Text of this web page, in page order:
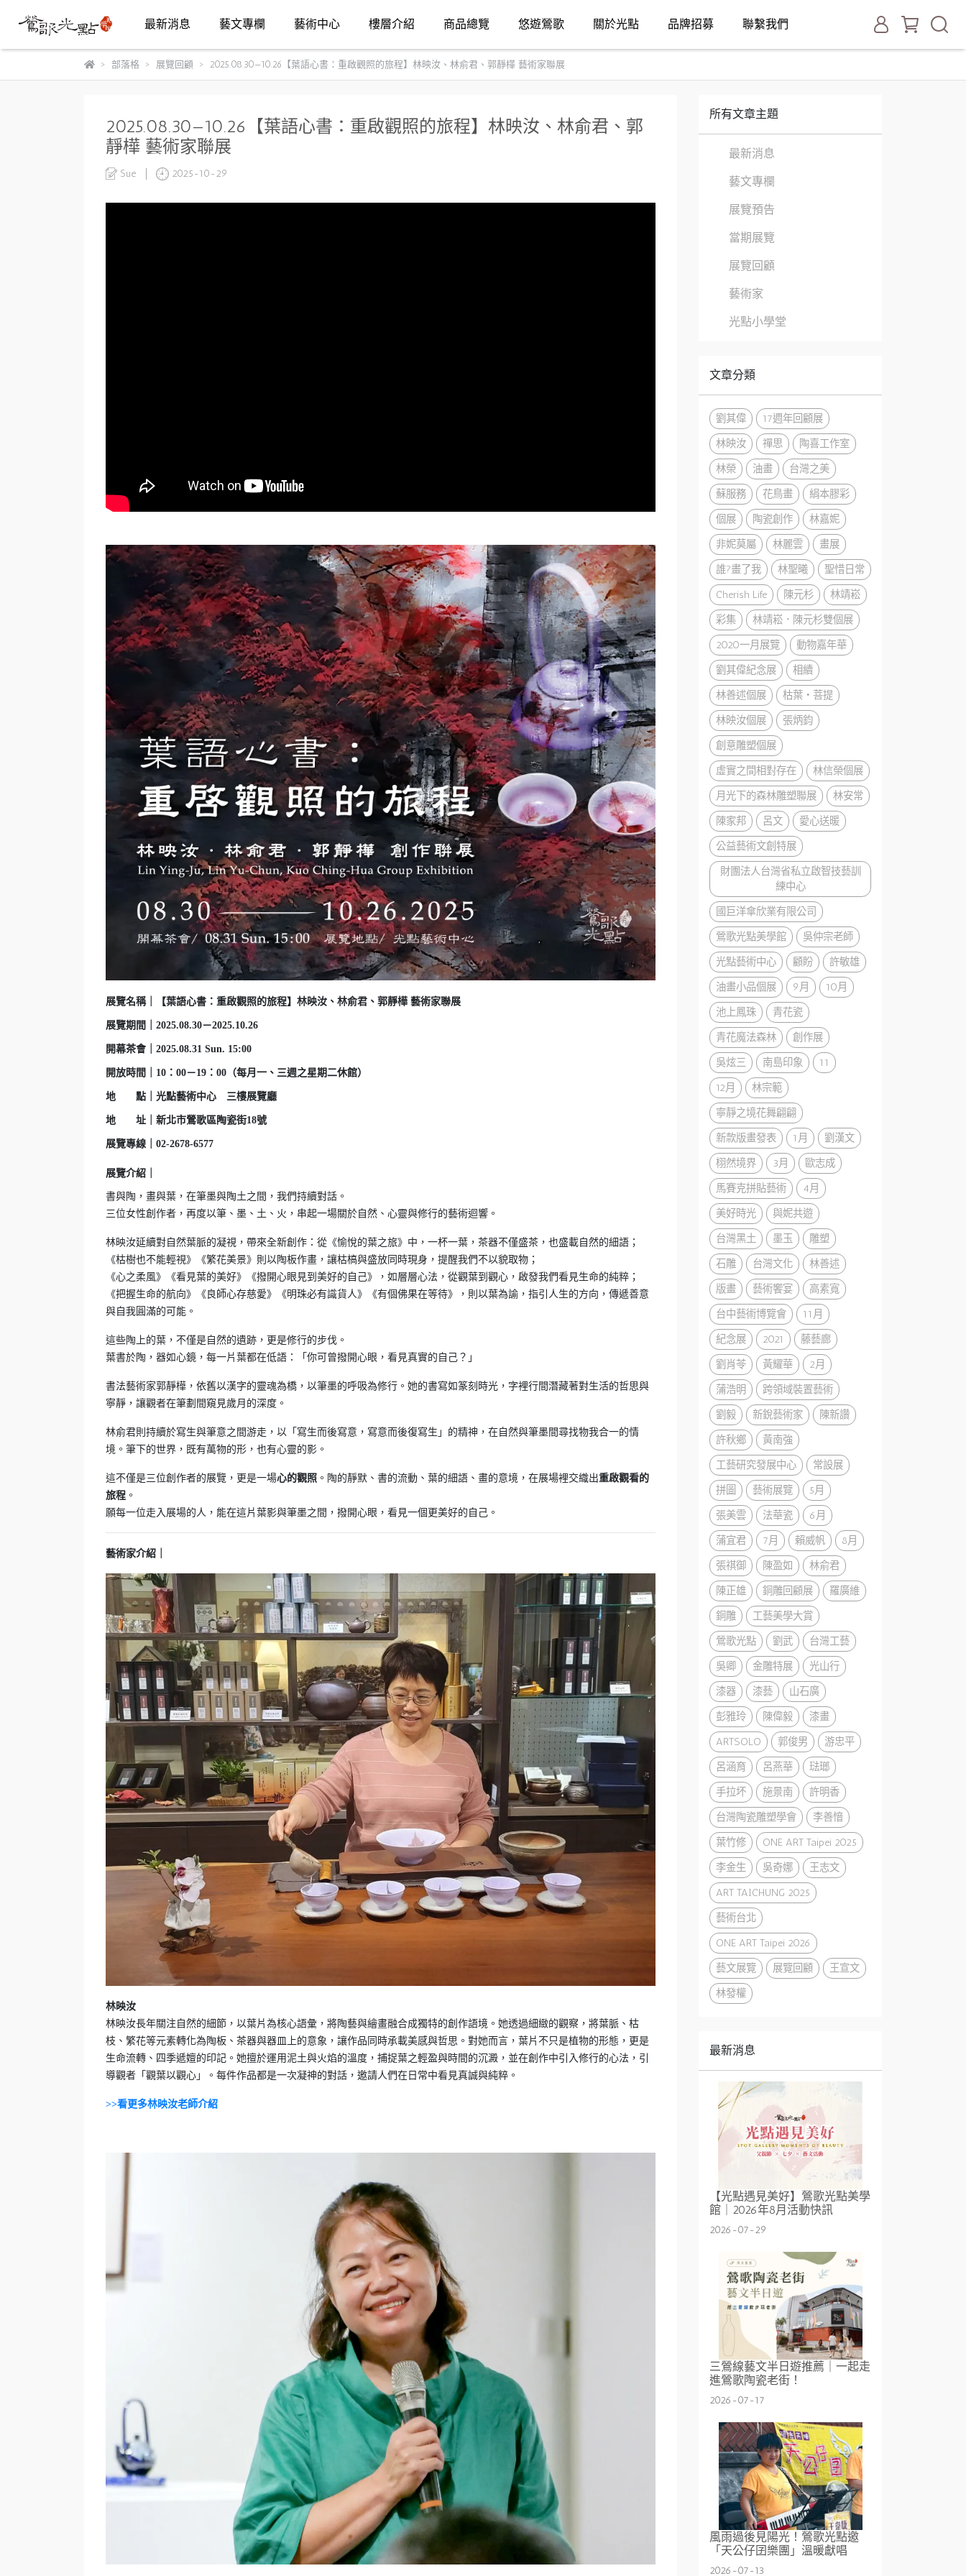
最新消息 藝文專欄 藝術中心 樓層介紹 商品總覽 悠遊鶯歌 關於光點 品牌招募 聯繫我們
部落格 展覽回顧 2025.08.30—10.26【葉語心書：重啟觀照的旅程】林映汝、林俞君、郭靜樺 藝術家聯展
2025.08.30—10.26【葉語心書：重啟觀照的旅程】林映汝、林俞君、郭
靜樺 藝術家聯展
Sue 2025-10-29
展覽名稱｜【葉語心書：重啟觀照的旅程】林映汝、林俞君、郭靜樺 藝術家聯展
展覽期間｜2025.08.30－2025.10.26
開幕茶會｜2025.08.31 Sun. 15:00
開放時間｜10：00－19：00（每月一、三週之星期二休館）
地 點｜光點藝術中心 三樓展覽廳
地 址｜新北市鶯歌區陶瓷街18號
展覽專線｜02-2678-6577
展覽介紹｜
書與陶，畫與葉，在筆墨與陶土之間，我們持續對話。
三位女性創作者，再度以筆、墨、土、火，串起一場關於自然、心靈與修行的藝術迴響。
林映汝延續對自然葉脈的凝視，帶來全新創作：從《愉悅的葉之旅》中，一杯一葉，茶器不僅盛茶，也盛載自然的細語；
《枯樹也不能輕視》《繁花美景》則以陶板作畫，讓枯槁與盛放同時現身，提醒我們不以貌取物；
《心之柔風》《看見葉的美好》《撥開心眼見到美好的自己》，如層層心法，從觀葉到觀心，啟發我們看見生命的純粹；
《把握生命的航向》《良師心存慈愛》《明珠必有識貨人》《有個佛果在等待》，則以葉為諭，指引人生的方向，傳遞善意
與自我圓滿的可能。
這些陶上的葉，不僅是自然的遺跡，更是修行的步伐。
葉書於陶，器如心鏡，每一片葉都在低語：「你可曾撥開心眼，看見真實的自己？」
書法藝術家郭靜樺，依舊以漢字的靈魂為橋，以筆墨的呼吸為修行。她的書寫如篆刻時光，字裡行間潛藏著對生活的哲思與
寧靜，讓觀者在筆劃間窺見歲月的深度。
林俞君則持續於寫生與筆意之間游走，以「寫生而後寫意，寫意而後復寫生」的精神，在自然與筆墨間尋找物我合一的情
境。筆下的世界，既有萬物的形，也有心靈的影。
這不僅是三位創作者的展覽，更是一場心的觀照 。陶的靜默、書的流動、葉的細語、畫的意境，在展場裡交織出重啟觀看的
旅程 。
願每一位走入展場的人，能在這片葉影與筆墨之間，撥開心眼，看見一個更美好的自己。
藝術家介紹｜
林映汝
林映汝長年關注自然的細節，以葉片為核心語彙，將陶藝與繪畫融合成獨特的創作語境。她透過細緻的觀察，將葉脈、枯
枝、繁花等元素轉化為陶板、茶器與器皿上的意象，讓作品同時承載美感與哲思。對她而言，葉片不只是植物的形態，更是
生命流轉、四季遞嬗的印記。她擅於運用泥土與火焰的溫度，捕捉葉之輕盈與時間的沉澱，並在創作中引入修行的心法，引
導觀者「觀葉以觀心」。每件作品都是一次凝神的對話，邀請人們在日常中看見真誠與純粹。
>>看更多林映汝老師介紹
所有文章主題
最新消息
藝文專欄
展覽預告
當期展覽
展覽回顧
藝術家
光點小學堂
文章分類
劉其偉
17週年回顧展
林映汝
禪思
陶喜工作室
林榮
油畫
台灣之美
蘇服務
花鳥畫
絹本膠彩
個展
陶瓷創作
林嘉妮
非妮莫屬
林麗雲
畫展
誰?畫了我
林聖曦
聖惜日常
Cherish Life
陳元杉
林靖崧
彩集
林靖崧．陳元杉雙個展
2020一月展覽
動物嘉年華
劉其偉紀念展
相續
林善述個展
枯葉・菩提
林映汝個展
張炳鈞
創意雕塑個展
虛實之間相對存在
林信榮個展
月光下的森林雕塑聯展
林安常
陳家邦
呂文
愛心送暖
公益藝術文創特展
財團法人台灣省私立啟智技藝訓
練中心
國巨洋傘欣業有限公司
鶯歌光點美學館
吳仲宗老師
光點藝術中心
顧盼
許敏雄
油畫小品個展
9月
10月
池上鳳珠
青花瓷
青花魔法森林
創作展
吳炫三
南島印象
11
12月
林宗範
寧靜之境花舞翩翩
新款版畫發表
1月
劉漢文
栩然境界
3月
歐志成
馬賽克拼貼藝術
4月
美好時光
與妮共遊
台灣黑土
墨玉
雕塑
石雕
台灣文化
林善述
版畫
藝術饗宴
高素寬
台中藝術博覽會
11月
紀念展
2021
藤藝廊
劉肖苓
黃耀華
2月
蒲浩明
跨領域裝置藝術
劉毅
新銳藝術家
陳新讚
許秋鄉
黃南強
工藝研究發展中心
常設展
拼圖
藝術展覽
5月
張美雲
法華瓷
6月
蒲宜君
7月 賴威帆
8月
張祺御
陳盈如
林俞君
陳正雄
銅雕回顧展
羅廣維
銅雕
工藝美學大賞
鶯歌光點
劉武
台灣工藝
吳卿
金雕特展
光山行
漆器
漆藝
山石廣
彭雅玲
陳偉毅
漆畫
ARTSOLO
郭俊男
游忠平
呂涵育
呂燕華
琺瑯
手拉坏
施景南
許明香
台灣陶瓷雕塑學會
李善愔
葉竹修
ONE ART Taipei 2025
李金生
吳奇娜
王志文
ART TAICHUNG 2025
藝術台北
ONE ART Taipei 2026
藝文展覽
展覽回顧
王宣文
林發權
最新消息
【光點遇見美好】鶯歌光點美學
館｜2026年8月活動快訊
2026-07-29
三鶯線藝文半日遊推薦｜一起走
進鶯歌陶瓷老街！
2026-07-17
風雨過後見陽光！鶯歌光點邀
「天公仔囝樂團」溫暖獻唱
2026-07-13